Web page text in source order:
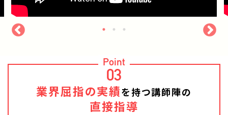
Point
03
業界屈指の実績を持つ講師陣の
直接指導